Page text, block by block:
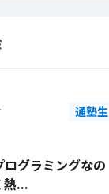
通塾生
グラミングなの
熱...